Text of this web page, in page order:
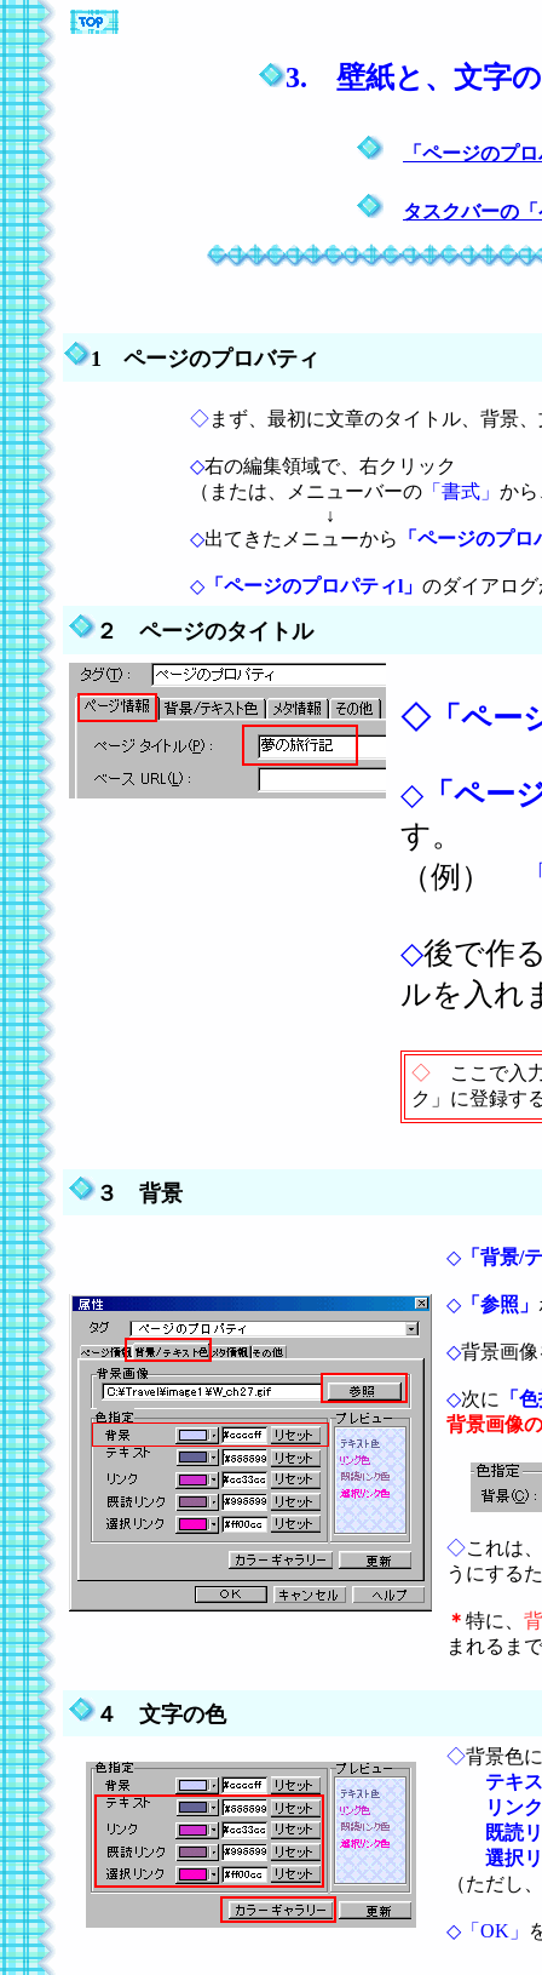
3. 壁紙と、文字
「ページのプ
タスクバーの
1 ページのプロバティ
◇まず、最初に文章のタイトル、背景
◇右の編集領域で、右クリック
（または、メニューバーの 「書式」 か
↓
◇出てきたメニューから 「ページのプ
◇ 「ページのプロパティl」 のダイアロ
２ ページのタイトル
◇「ペー
◇ 「ペー
す。
（例）
◇後で作
ルを入れ
◇ ここで入
ク」に登録す
３ 背景
◇ 「背景/
◇ 「参照」
◇背景画
◇次に
「
背景画像
◇これは
うにする
＊ 特に、
まれるま
４ 文字の色
◇背景色
テキ
リンク
既読
選択
（ただし
◇ 「OK」